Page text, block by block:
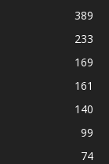
389
233
169
161
140
99
74